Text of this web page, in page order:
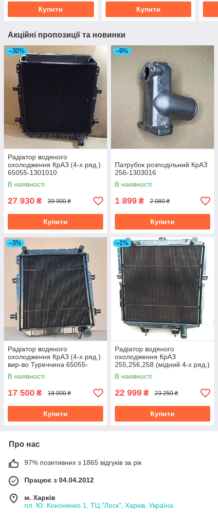
Купити Купити
Акційні пропозиції та новинки
–30%
Радіатор водяного
охолодження КрАЗ (4-х ряд.)
65055-1301010
В наявності
27 930 ₴ 39 900 ₴
Купити
–9%
Патрубок розподільний КрАЗ
256-1303016
В наявності
1 899 ₴ 2 080 ₴
Купити
–3%
Радіатор водяного
охолодження КрАЗ (4-х ряд.)
вир-во Туреччина 65055-
1301010
В наявності
17 500 ₴ 18 000 ₴
Купити
–1%
Радіатор водяного
охолодження КрАЗ
255,256,258 (мідний 4-х ряд.)
вир-во Туреччина 256-
1301010
В наявності
22 999 ₴ 23 250 ₴
Купити
Про нас
97% позитивних з 1865 відгуків за рік
Працює з 04.04.2012
м. Харків
пл. Ю. Кононенко 1, ТЦ "Лоск", Харків, Україна